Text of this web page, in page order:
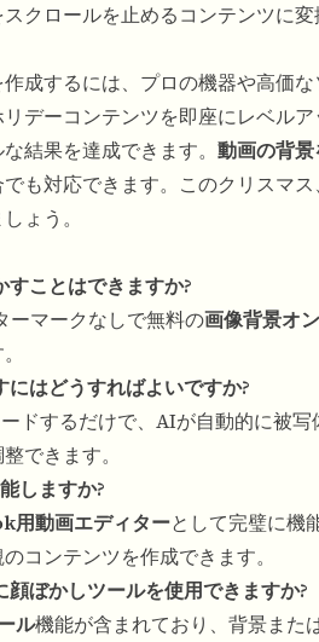
クロールを止めるコンテンツに
成するには、プロの機器や高価な
デーコンテンツを即座にレベル
結果を達成できます。 動画の背
も対応できます。このクリスマ
ょう。
ことはできますか?
ーマークなしで無料の画像背景オ
はどうすればよいですか?
ドするだけで、AIが自動的に被
できます。
しますか?
用動画エディターとして完璧に機
コンテンツを作成できます。
ぼかしツールを使用できますか?
ル機能が含まれており、背景また